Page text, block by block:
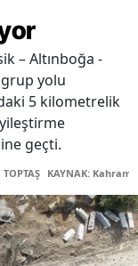
– Altınboğa -
yolu
5 kilometrelik
geçti.
KAYNAK: